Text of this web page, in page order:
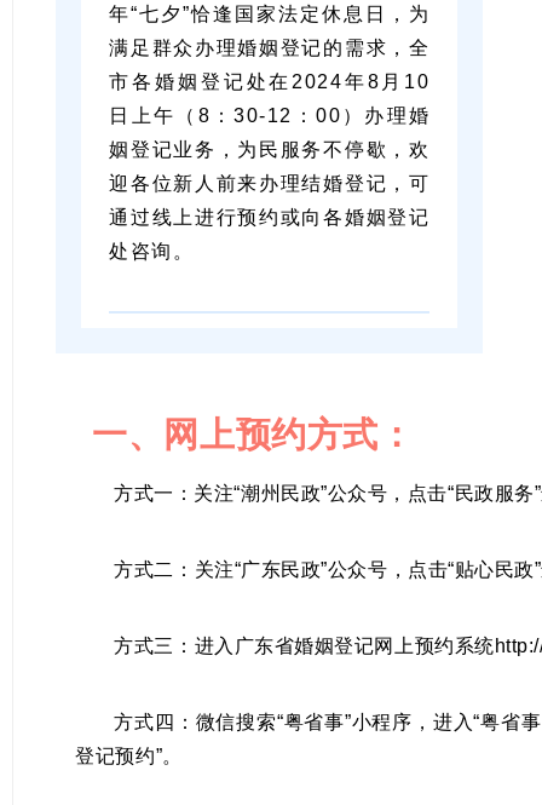
年“七夕”恰逢国家法定休息日，为
满足群众办理婚姻登记的需求，全
市各婚姻登记处在2024年8月10
日上午（8：30-12：00）办理婚
姻登记业务，为民服务不停歇，欢
迎各位新人前来办理结婚登记，可
通过线上进行预约或向各婚姻登记
处咨询。
一、网上预约方式：
方式一：关注“潮州民政”公众号，点击“民政服务
方式二：关注“广东民政”公众号，点击“贴心民政
方式三：进入广东省婚姻登记网上预约系统
方式四：微信搜索“粤省事”小程序，进入“粤省
登记预约”。